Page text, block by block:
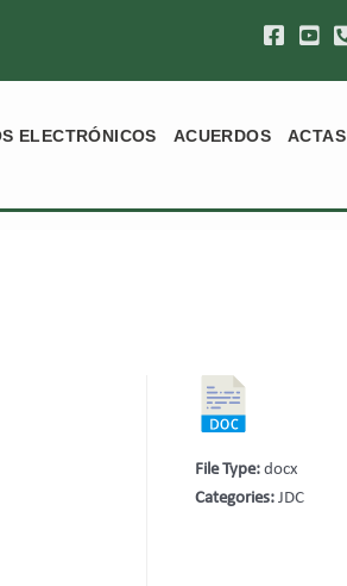
ELECTRÓNICOS ACUERDOS ACTAS
File Type:docx
Categories:JDC